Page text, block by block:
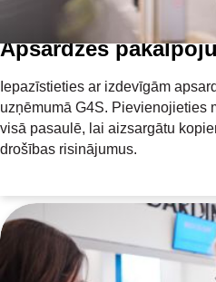
Apsardzes
Iepazīstieties ar izdevīgām
uzņēmumā G4S. Pievienojieties
visā pasaulē, lai aizsargātu
drošības risinājumus.